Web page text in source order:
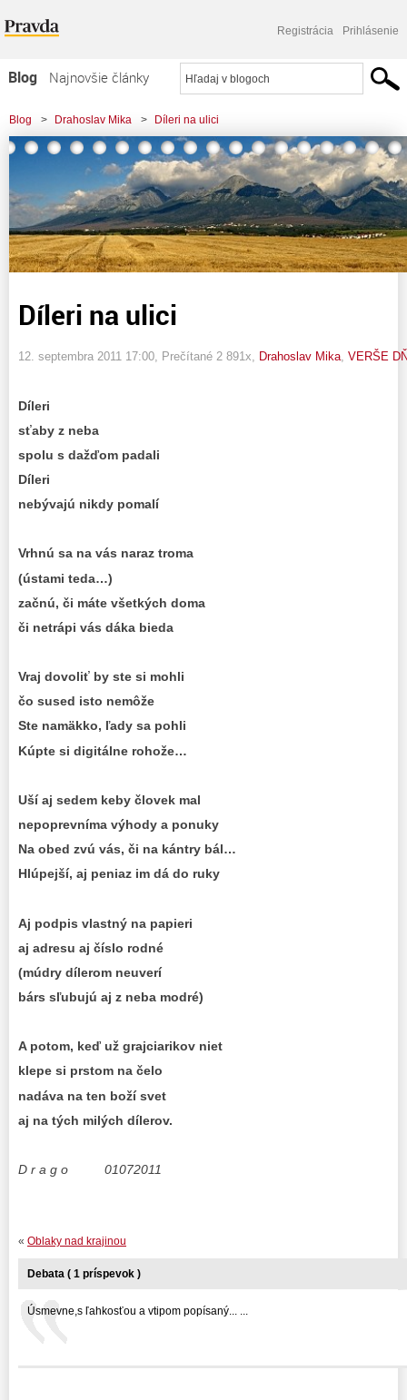
Registrácia Prihlásenie
Blog
Najnovšie články
Najčítanejšie články
Najkomentovanejšie články
Zoznam blogov
Komerčné blogy
Blog > Drahoslav Mika > Díleri na ulici
Díleri na ulici
12. septembra 2011 17:00 , Prečítané 2 891x, Drahoslav Mika VERŠE
Díleri
sťaby z neba
spolu s dažďom padali
Díleri
nebývajú nikdy pomalí
Vrhnú sa na vás naraz troma
(ústami teda…)
začnú, či máte všetkých doma
či netrápi vás dáka bieda
Vraj dovoliť by ste si mohli
čo sused isto nemôže
Ste namäkko, ľady sa pohli
Kúpte si digitálne rohože…
Uší aj sedem keby človek mal
nepoprevníma výhody a ponuky
Na obed zvú vás, či na kántry bál…
Hlúpejší, aj peniaz im dá do ruky
Aj podpis vlastný na papieri
aj adresu aj číslo rodné
(múdry dílerom neuverí
bárs sľubujú aj z neba modré)
A potom, keď už grajciarikov niet
klepe si prstom na čelo
nadáva na ten boží svet
aj na tých milých dílerov.
D r a g o 01072011
« Oblaky nad krajinou
Debata ( 1 príspevok )
Úsmevne,s ľahkosťou a vtipom popísaný... ...